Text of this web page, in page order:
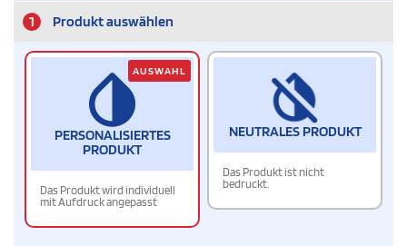
1 Produkt auswählen
PERSONALISIERTES
PRODUKT
Das Produkt wird individuell
mit Aufdruck angepasst
AUSWAHL
NEUTRALES PRODUKT
Das Produkt ist nicht
bedruckt.